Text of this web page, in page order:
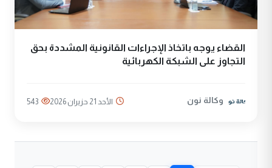
القضاء يوجه باتخاذ الإجراءات القانونية المشددة بحق
التجاوز على الشبكة الكهربائية
وكالة نون الأحد 21 حزيران 2026 543